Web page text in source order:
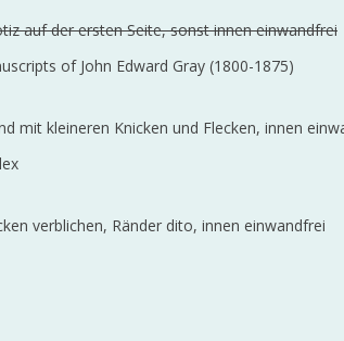
auf der ersten Seite, sonst innen einwandfrei
of John Edward Gray (1800-1875)
mit kleineren Knicken und Flecken, innen
verblichen, Ränder dito, innen einwandfrei